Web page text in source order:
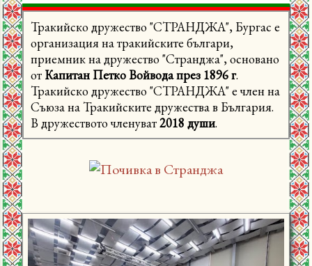
Тракийско дружество "СТРАНДЖА", Бургас е
организация на тракийските българи,
приемник на дружество "Странджа", основано
от Капитан Петко Войвода през 1896 г.
Тракийско дружество "СТРАНДЖА" е член на
Съюза на Тракийските дружества в България.
В дружеството членуват2018 души.